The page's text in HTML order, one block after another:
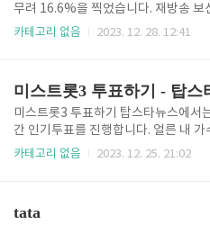
무려 16.6%을 찍었습니다. 재방송 보
나 전 국민 프로그램이네요. 미스트롯3
은 바로 웨이브입니다. 지금 12월 31
권을 나눠주는 수준으로 할인을 하고
롯 1부터 스페셜영상, 미스트롯3까지
웨이브 2023년 한 해 사랑 많이 받아서
로 1년 이용권을 41% 할인한다고 합
카테고리 없음 2023. 12. 28. 12:41
미스트롯3 투표하기 탑스타뉴스에서
간 인기투표를 진행합니다. 얼른 내 가
하세요. 현재 1위 오유진, 2위 빈예서,
는 매주 본방시간 1일 전인 수요일에
카테고리 없음 2023. 12. 25. 21:02
tata